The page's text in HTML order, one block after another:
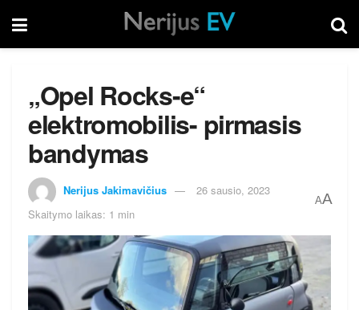
„Opel Rocks-e“
elektromobilis- pirmasis
bandymas
Nerijus Jakimavičius
26 sausio, 2023
Skaitymo laikas: 1 min
AA